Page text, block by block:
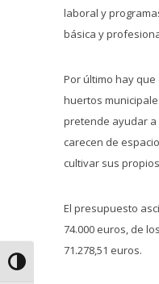
Alternar alto contraste
laboral y
básica y
Por último hay
huertos
pretende ayudar
carecen de
cultivar sus
El presupuesto
74.000 euros, de
71.278,51 euros.